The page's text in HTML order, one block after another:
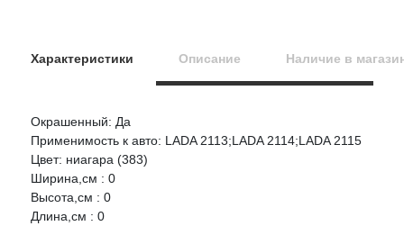
Характеристики Описание Наличие в
Окрашенный: Да
Применимость к авто: LADA 2113;LADA 2114;LADA 2115
Цвет: ниагара (383)
Ширина,см : 0
Высота,см : 0
Длина,см : 0
Оцените товар:
Ваше имя